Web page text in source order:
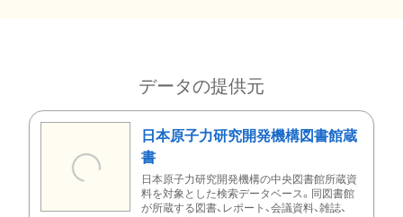
データの提供元
日本原子力研究開発機構図書館蔵
書
日本原子力研究開発機構の中央図書館所蔵資
料を対象とした検索データベース。同図書館
が所蔵する図書、レポート、会議資料、雑誌、